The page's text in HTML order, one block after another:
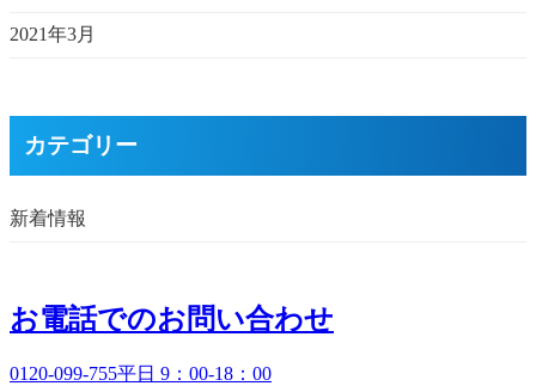
2021年3月
カテゴリー
新着情報
お電話でのお問い合わせ
0120-099-755平日 9：00-18：00